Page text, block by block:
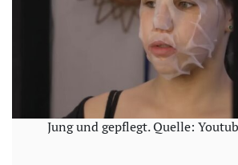
Jung und gepflegt. Quelle: